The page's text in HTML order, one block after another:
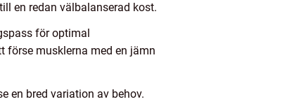
en redan välbalanserad kost.
för optimal
förse musklerna med en jämn
en bred variation av behov.